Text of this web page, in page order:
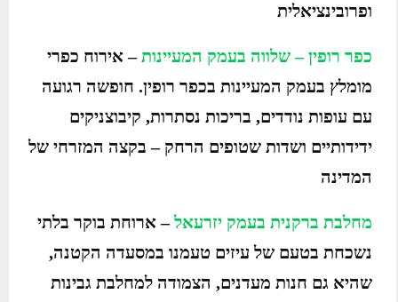
ופרובינציאלית
כפר רופין – שלווה בעמק המעיינות– אירוח כפרי
מומלץ בעמק המעיינות בכפר רופין. חופשה רגועה
עם עופות נודדים, בריכות נסתרות, קיבוצניקים
ידידותיים ושדות שטופים הרחק – בקצה המזרחי של
המדינה
מחלבת ברקנית בעמק יזרעאל– ארוחת בוקר בלתי
נשכחת בטעם של עיזים טעמנו במסעדה הקטנה,
שהיא גם חנות מעדנים, הצמודה למחלבת גבינות